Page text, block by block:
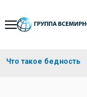
Skip
Navigation
Что такое бедность